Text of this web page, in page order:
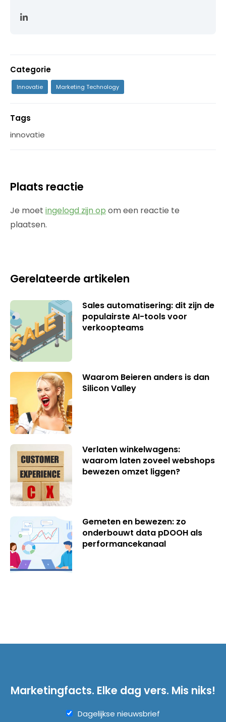
Categorie
Innovatie Marketing Technology
Tags
innovatie
Plaats reactie
Je moet ingelogd zijn op om een reactie te
plaatsen.
Gerelateerde artikelen
Sales automatisering: dit zijn de
populairste AI-tools voor
verkoopteams
Waarom Beieren anders is dan
Silicon Valley
Verlaten winkelwagens:
waarom laten zoveel webshops
bewezen omzet liggen?
Gemeten en bewezen: zo
onderbouwt data pDOOH als
performancekanaal
Marketingfacts. Elke dag vers. Mis niks!
Dagelijkse nieuwsbrief